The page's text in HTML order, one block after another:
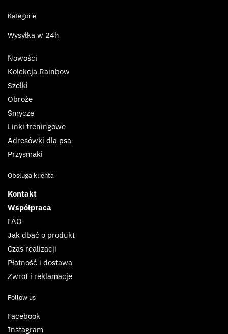
Kategorie
Wysyłka w 24h
Nowości
Kolekcja Rainbow
Szelki
Obroże
Smycze
Linki treningowe
Adresówki dla psa
Przysmaki
Obsługa klienta
Kontakt
Współpraca
FAQ
Jak dbać o produkt
Czas realizacji
Płatność i dostawa
Zwrot i reklamacje
Follow us
Facebook
Instagram